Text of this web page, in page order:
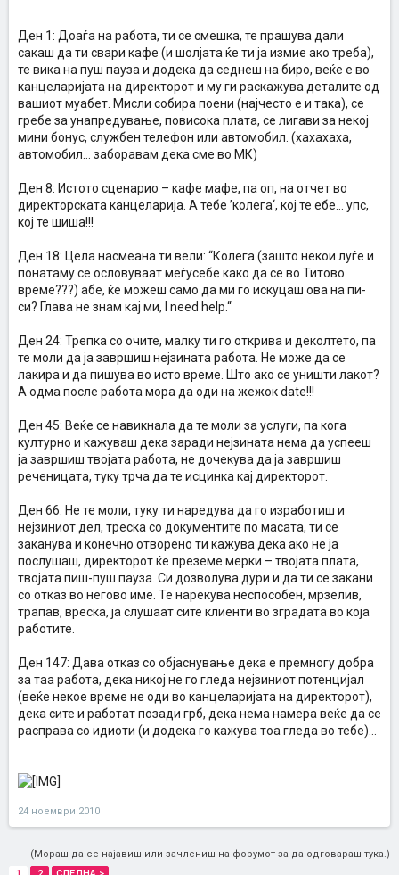
Ден 1: Доаѓа на работа, ти се смешка, те прашува дали
сакаш да ти свари кафе (и шолјата ќе ти ја измие ако треба),
те вика на пуш пауза и додека да седнеш на биро, веќе е во
канцеларијата на директорот и му ги раскажува деталите од
вашиот муабет. Мисли собира поени (најчесто е и така), се
гребе за унапредување, повисока плата, се лигави за некој
мини бонус, службен телефон или автомобил. (хахахаха,
автомобил… заборавам дека сме во МК)
Ден 8: Истото сценарио – кафе мафе, па оп, на отчет во
директорската канцеларија. А тебе ’колега‘, кој те ебе… упс,
кој те шиша!!!
Ден 18: Цела насмеана ти вели: “Колега (зашто некои луѓе и
понатаму се ословуваат меѓусебе како да се во Титово
време???) абе, ќе можеш само да ми го искуцаш ова на пи-
си? Глава не знам кај ми, I need help.“
Ден 24: Трепка со очите, малку ти го открива и деколтето, па
те моли да ја завршиш нејзината работа. Не може да се
лакира и да пишува во исто време. Што ако се уништи лакот?
А одма после работа мора да оди на жежок date!!!
Ден 45: Веќе се навикнала да те моли за услуги, па кога
културно и кажуваш дека заради нејзината нема да успееш
ја завршиш твојата работа, не дочекува да ја завршиш
реченицата, туку трча да те исцинка кај директорот.
Ден 66: Не те моли, туку ти наредува да го изработиш и
нејзиниот дел, треска со документите по масата, ти се
заканува и конечно отворено ти кажува дека ако не ја
послушаш, директорот ќе преземе мерки – твојата плата,
твојата пиш-пуш пауза. Си дозволува дури и да ти се закани
со отказ во негово име. Те нарекува неспособен, мрзелив,
трапав, вреска, ја слушаат сите клиенти во зградата во која
работите.
Ден 147: Дава отказ со објаснување дека е премногу добра
за таа работа, дека никој не го гледа нејзиниот потенцијал
(веќе некое време не оди во канцеларијата на директорот),
дека сите и работат позади грб, дека нема намера веќе да се
расправа со идиоти (и додека го кажува тоа гледа во тебе)…
24 ноември 2010
(Мораш да се најавиш или зачлениш на форумот за да одговараш тука.)